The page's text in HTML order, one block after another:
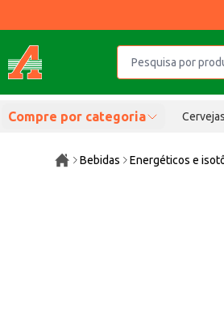
Compre por categoria Cervejas
Bebidas Energéticos e